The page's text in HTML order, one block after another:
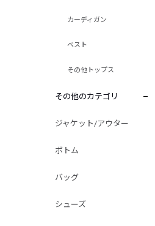
カーディガン
ベスト
その他トップス
その他のカテゴリ
ジャケット/アウター
ボトム
バッグ
シューズ